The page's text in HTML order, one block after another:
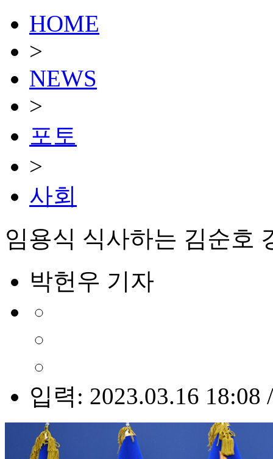
HOME
>
NEWS
>
포토
>
사회
임용식 식사하는 김순호
박헌우 기자
입력: 2023.03.16 18:08